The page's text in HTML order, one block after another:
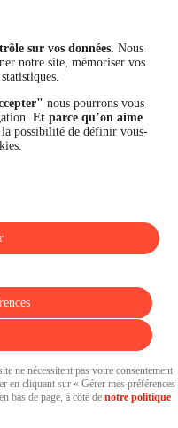
sont confirmées par une
S&P Global Ratings et
Malakoff Humanis
mieux notées au monde
niveau Gold - 81/100 en
Top Employer France
ans.
par
sur vos données. Nous
notre site, mémoriser vos
nous pourrons vous
Et parce qu’on aime
la possibilité de définir vous-
ne nécessitent pas votre consentement
en cliquant sur « Gérer mes préférences
bas de page, à côté de notre politique